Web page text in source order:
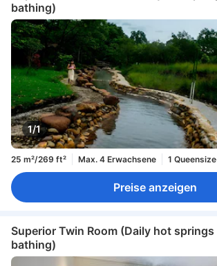
bathing)
1/1
25 m²/269 ft² Max. 4 Erwachsene 1
Preise anzeigen
Superior Twin Room (Daily hot springs
bathing)